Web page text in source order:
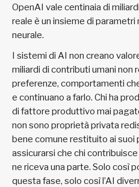
OpenAI vale centinaia di
reale è un insieme di parametri
neurale.
I sistemi di AI non creano
miliardi di contributi umani non
preferenze, comportamenti
e continuano a farlo. Chi ha
di fattore produttivo mai
non sono proprietà privata
bene comune restituito ai suoi
assicurarsi che chi
ne riceva una parte. Solo così
questa fase, solo così l’AI